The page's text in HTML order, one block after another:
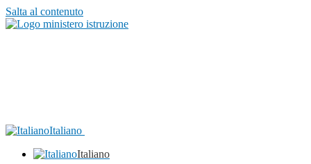
Salta al contenuto
Italiano
Italiano